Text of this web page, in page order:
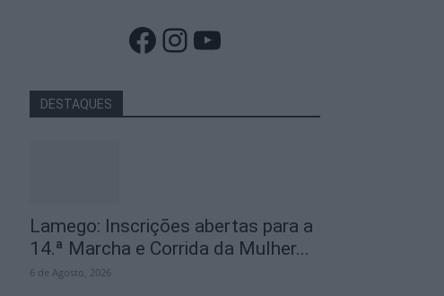
Facebook
Instagram
YouTube
DESTAQUES
Lamego: Inscrições abertas para a
14.ª Marcha e Corrida da Mulher...
6 de Agosto, 2026